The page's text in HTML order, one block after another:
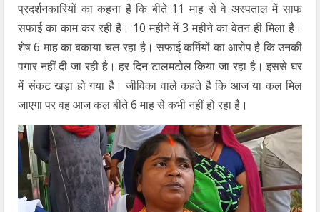
प्रदर्शनकारियों का कहना है कि बीते 11 माह से वे अस्पताल में साफ
सफाई का काम कर रही हैं। 10 महीने में 3 महीने का वेतन ही मिला है।
शेष 6 माह का बकाया चल रहा है। सफाई कर्मियों का आरोप है कि उनकी
पगार नहीं दी जा रही है। हर दिन टालमटोल किया जा रहा है। इससे घर
में संकट खड़ा हो गया है। जीविका वाले कहते है कि आज या कल मिल
जाएगा पर वह आज कल बीते 6 माह से कभी नहीं हो रहा है।